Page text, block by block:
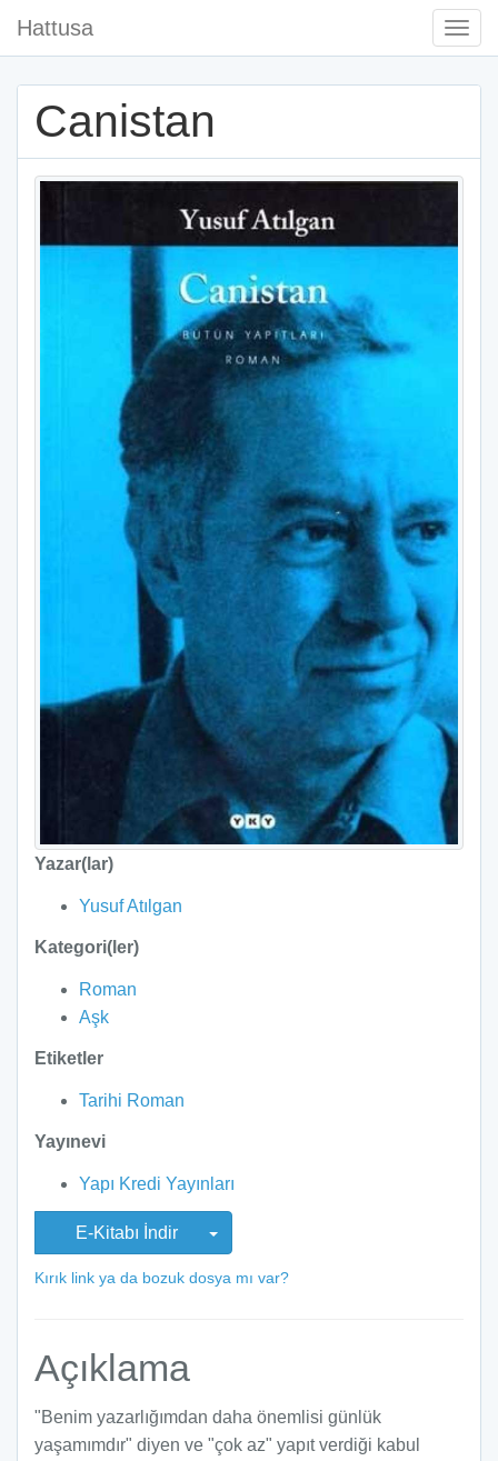
Hattusa
Canistan
Yazar(lar)
Yusuf Atılgan
Kategori(ler)
Roman
Aşk
Etiketler
Tarihi Roman
Yayınevi
Yapı Kredi Yayınları
E-Kitabı İndir
Kırık link ya da bozuk dosya mı var?
Açıklama
"Benim yazarlığımdan daha önemlisi günlük
yaşamımdır" diyen ve "çok az" yapıt verdiği kabul